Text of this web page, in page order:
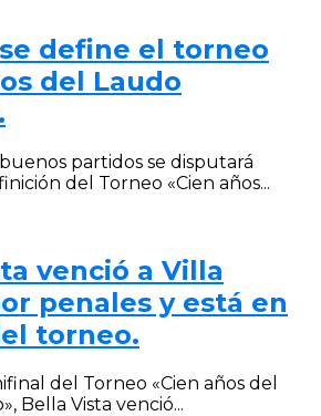
define el torneo
del Laudo
partidos se disputará
del Torneo «Cien años...
venció a Villa
penales y está en
torneo.
del Torneo «Cien años del
Bella Vista venció...